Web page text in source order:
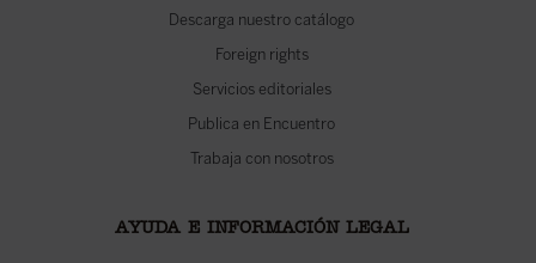
Descarga nuestro catálogo
Foreign rights
Servicios editoriales
Publica en Encuentro
Trabaja con nosotros
AYUDA E INFORMACIÓN LEGAL